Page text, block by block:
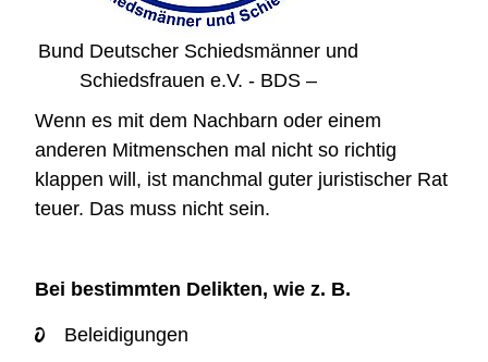
Bund Deutscher Schiedsmänner und
Schiedsfrauen e.V. - BDS –
Wenn es mit dem Nachbarn oder einem
anderen Mitmenschen mal nicht so richtig
klappen will, ist manchmal guter juristischer Rat
teuer. Das muss nicht sein.
Bei bestimmten Delikten, wie z. B.
Beleidigungen